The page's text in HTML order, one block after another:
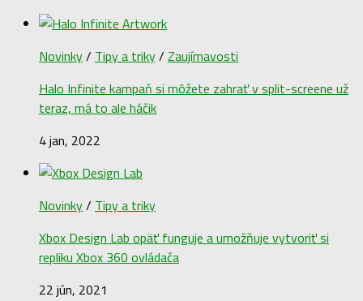
Novinky/ Tipy a triky/ Zaujímavosti
Halo Infinite kampaň si môžete zahrať v split-screene už
teraz, má to ale háčik
4 jan, 2022
Novinky/ Tipy a triky
Xbox Design Lab opäť funguje a umožňuje vytvoriť si
repliku Xbox 360 ovládača
22 jún, 2021